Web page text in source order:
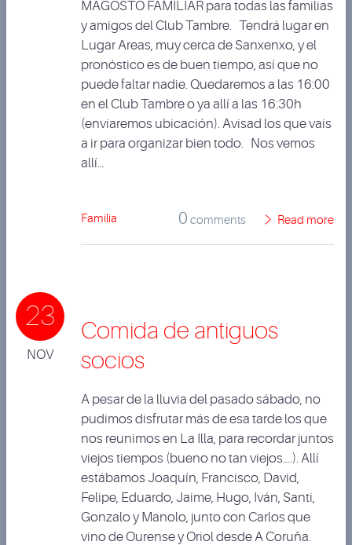
MAGOSTO FAMILIAR para todas las familias
y amigos del Club Tambre. Tendrá lugar en
Lugar Areas, muy cerca de Sanxenxo, y el
pronóstico es de buen tiempo, así que no
puede faltar nadie. Quedaremos a las 16:00
en el Club Tambre o ya allí a las 16:30h
(enviaremos ubicación). Avisad los que vais
a ir para organizar bien todo. Nos vemos
allí…
Familia 0 comments Read more
23
NOV
Comida de antiguos
socios
A pesar de la lluvia del pasado sábado, no
pudimos disfrutar más de esa tarde los que
nos reunimos en La Illa, para recordar juntos
viejos tiempos (bueno no tan viejos….). Allí
estábamos Joaquín, Francisco, David,
Felipe, Eduardo, Jaime, Hugo, Iván, Santi,
Gonzalo y Manolo, junto con Carlos que
vino de Ourense y Oriol desde A Coruña.